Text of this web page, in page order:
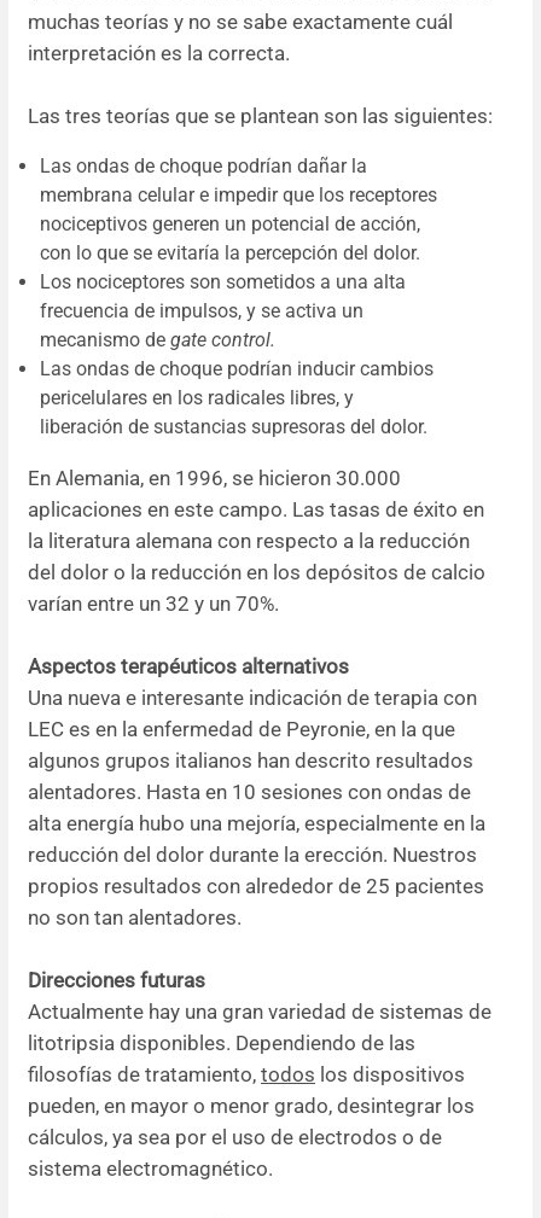
muchas teorías y no se sabe exactamente cuál
interpretación es la correcta.
Las tres teorías que se plantean son las siguientes:
Las ondas de choque podrían dañar la
membrana celular e impedir que los receptores
nociceptivos generen un potencial de acción,
con lo que se evitaría la percepción del dolor.
Los nociceptores son sometidos a una alta
frecuencia de impulsos, y se activa un
mecanismo de gate control.
Las ondas de choque podrían inducir cambios
pericelulares en los radicales libres, y
liberación de sustancias supresoras del dolor.
En Alemania, en 1996, se hicieron 30.000
aplicaciones en este campo. Las tasas de éxito en
la literatura alemana con respecto a la reducción
del dolor o la reducción en los depósitos de calcio
varían entre un 32 y un 70%.
Aspectos terapéuticos alternativos
Una nueva e interesante indicación de terapia con
LEC es en la enfermedad de Peyronie, en la que
algunos grupos italianos han descrito resultados
alentadores. Hasta en 10 sesiones con ondas de
alta energía hubo una mejoría, especialmente en la
reducción del dolor durante la erección. Nuestros
propios resultados con alrededor de 25 pacientes
no son tan alentadores.
Direcciones futuras
Actualmente hay una gran variedad de sistemas de
litotripsia disponibles. Dependiendo de las
filosofías de tratamiento, todos los dispositivos
pueden, en mayor o menor grado, desintegrar los
cálculos, ya sea por el uso de electrodos o de
sistema electromagnético.